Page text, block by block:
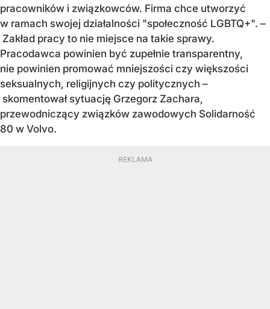
pracowników i związkowców. Firma chce utworzyć
w ramach swojej działalności "społeczność LGBTQ+". –
Zakład pracy to nie miejsce na takie sprawy.
Pracodawca powinien być zupełnie transparentny,
nie powinien promować mniejszości czy większości
seksualnych, religijnych czy politycznych –
skomentował sytuację Grzegorz Zachara,
przewodniczący związków zawodowych Solidarność
80 w Volvo.